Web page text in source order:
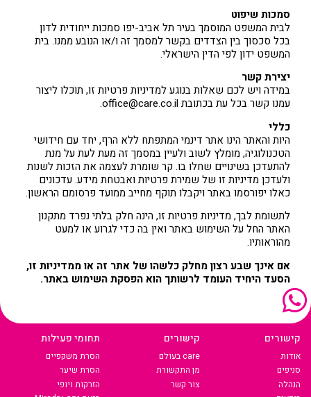
סמכות שיפוט
לבית המשפט המוסמך בעיר תל אביב-יפו סמכות ייחודית לדון
בכל סכסוך בין הצדדים בקשר למסמך זה ו/או הנובע ממנו. בית
המשפט ידון לפי הדין הישראלי.
יצירת קשר
במידה ויש לכם שאלות בנוגע למדיניות פרטיות זו, תוכלו ליצור
עמנו קשר בכל עת בכתובת office@care.co.il.
כללי
היות והאתר הינו אתר דינמי המתפתח ללא הרף, יחד עם חידושי
הטכנולוגיה, מומלץ לשוב ולעיין במסמך זה מעת לעת על מנת
להתעדכן בשינויים שחלו בו. קר שומרת לעצמה את הזכות לשנות
ולעדכן מדיניות זו של שמירת פרטיות ואבטחת מידע. עדכונים
כאלו יפורסמו באתר ויקבלו תוקף מחייב ממועד פרסומם הראשון.
לתשומת לבך, מדיניות פרטיות זו, הינה חלק בלתי נפרד מתקנון
האתר החל על השימוש באתר ואין בה כדי לגרוע או למעט
מהוראותיו.
אם אינך שבע רצון מחלק כלשהו של אתר זה או ממדיניות זו,
הסעד היחיד העומד לרשותך הוא הפסקת השימוש באתר.
קישורים
אודות
סניפים
הנהלה
קישורים
care בעולם
מן התקשורת
צור קשר
תחומי פעילות
הסרת משקפיים
הסרת שיער
הזרקות ויופי